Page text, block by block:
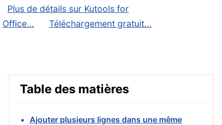
Plus de détails sur Kutools for
Office...
Téléchargement gratuit...
Table des matières
Ajouter plusieurs lignes dans une même